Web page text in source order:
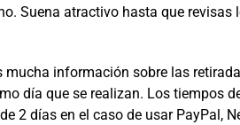
Suena atractivo hasta que
mucha información sobre las
día que se realizan. Los tiempos
2 días en el caso de usar PayPal,